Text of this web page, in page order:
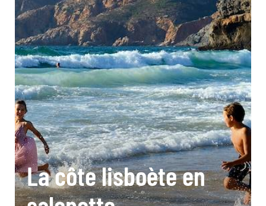
La côte lisboète en